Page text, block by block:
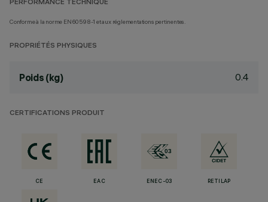
PERFORMANCE TECHNIQUE
Conforme à la norme EN60598-1 et aux réglementations pertinentes.
PROPRIÉTÉS PHYSIQUES
Poids (kg) 0.4
CERTIFICATIONS PRODUIT
CE EAC ENEC-03 RETILAP